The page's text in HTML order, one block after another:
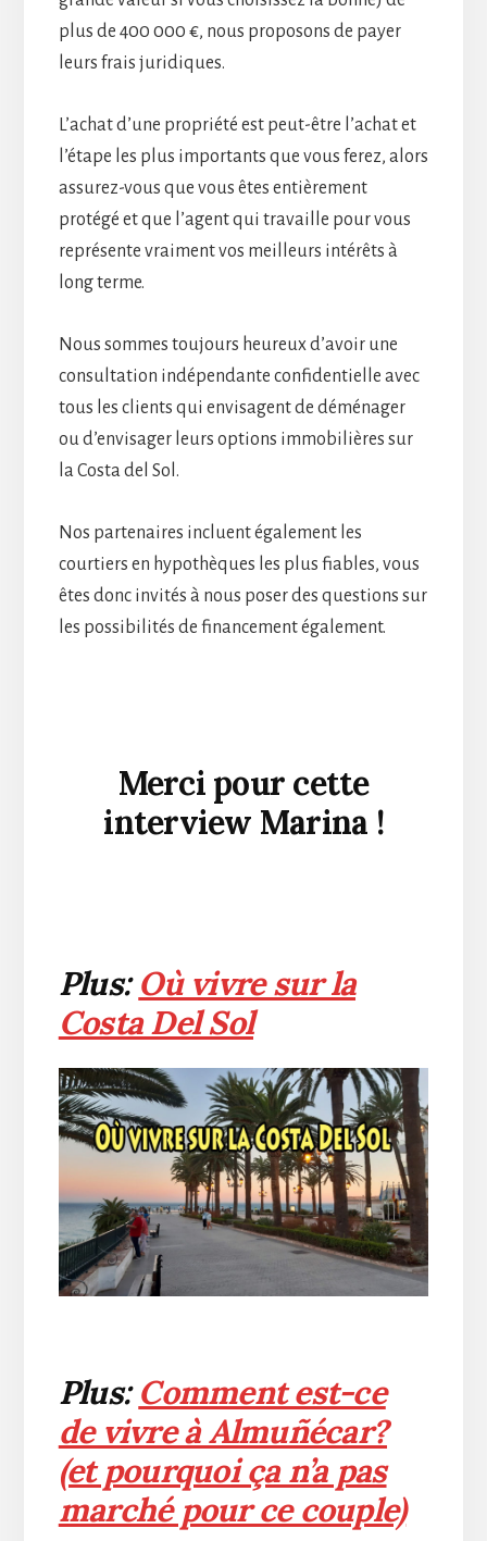
plus de 400 000 €, nous proposons de payer
leurs frais juridiques.
L’achat d’une propriété est peut-être l’achat et
l’étape les plus importants que vous ferez, alors
assurez-vous que vous êtes entièrement
protégé et que l’agent qui travaille pour vous
représente vraiment vos meilleurs intérêts à
long terme.
Nous sommes toujours heureux d’avoir une
consultation indépendante confidentielle avec
tous les clients qui envisagent de déménager
ou d’envisager leurs options immobilières sur
la Costa del Sol.
Nos partenaires incluent également les
courtiers en hypothèques les plus fiables, vous
êtes donc invités à nous poser des questions sur
les possibilités de financement également.
Merci pour cette
interview Marina !
Plus: Où vivre sur la
Costa Del Sol
Plus:Comment est-ce
de vivre à Almuñécar?
(et pourquoi ça n’a pas
marché pour ce couple)